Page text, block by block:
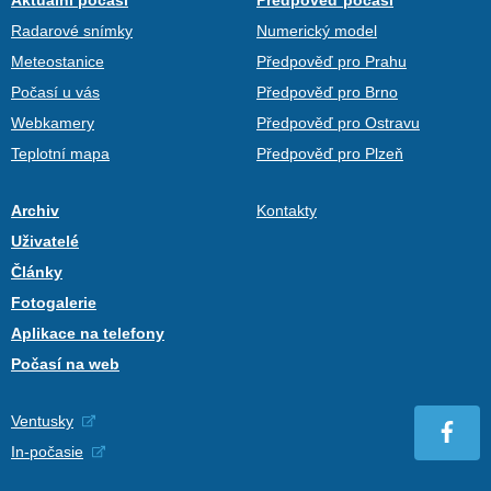
Radarové snímky
Meteostanice
Počasí u vás
Webkamery
Teplotní mapa
Numerický model
Předpověď pro Prahu
Předpověď pro Brno
Předpověď pro Ostravu
Předpověď pro Plzeň
Archiv
Uživatelé
Články
Fotogalerie
Aplikace na telefony
Počasí na web
Kontakty
Ventusky
In-počasie